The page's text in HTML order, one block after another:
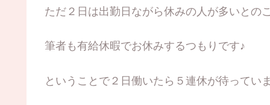
ただ２日は出勤日ながら休みの人が多いとのこ
筆者も有給休暇でお休みするつもりです♪
ということで２日働いたら５連休が待っていま